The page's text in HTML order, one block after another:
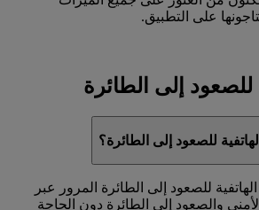
على التطبيق.
للصعود إلى الطائرة
للصعود إلى الطائرة؟
للصعود إلى الطائرة المرور عبر
والصعود إلى الطائرة دون الحاجة